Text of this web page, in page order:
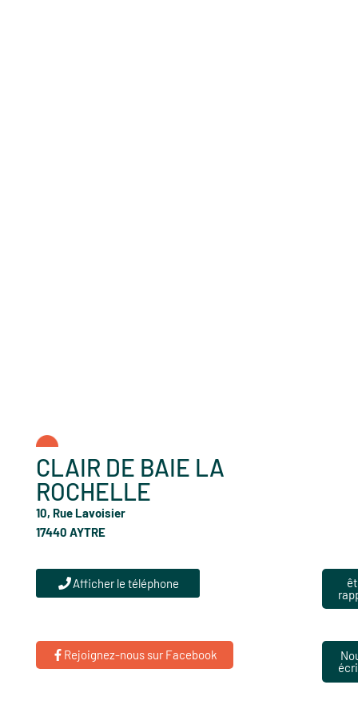
CLAIR DE BAIE LA
ROCHELLE
10, Rue Lavoisier
17440 AYTRE
Afficher le téléphone
Rejoignez-nous sur Facebook